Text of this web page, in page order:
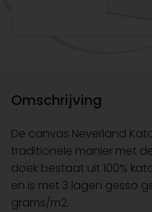
Omschrijving
De canvas Neverland
traditionele manier met
doek bestaat uit 100%
en is met 3 lagen gesso
grams/m2.